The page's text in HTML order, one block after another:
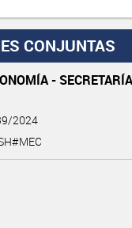
CONJUNTAS
-
2024